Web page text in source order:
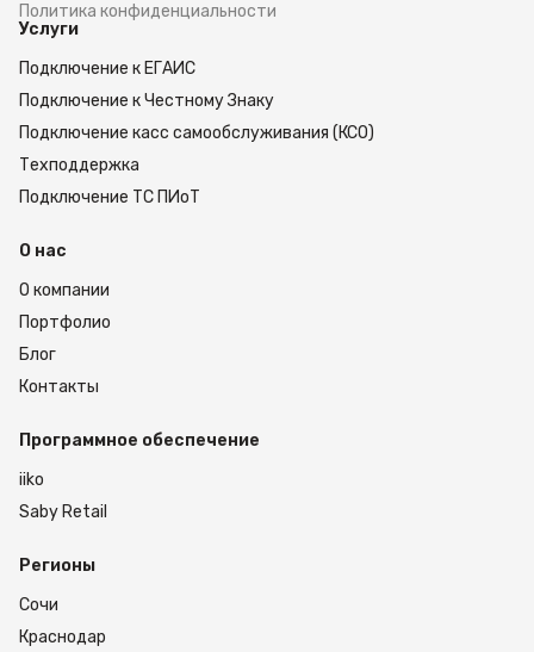
Политика конфиденциальности
Услуги
Подключение к ЕГАИС
Подключение к Честному Знаку
Подключение касс самообслуживания (КСО)
Техподдержка
Подключение ТС ПИоТ
О нас
О компании
Портфолио
Блог
Контакты
Программное обеспечение
iiko
Saby Retail
Регионы
Сочи
Краснодар